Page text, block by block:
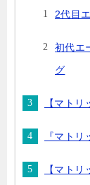
2代目
初代エ
グ
【マト
『マト
【マト